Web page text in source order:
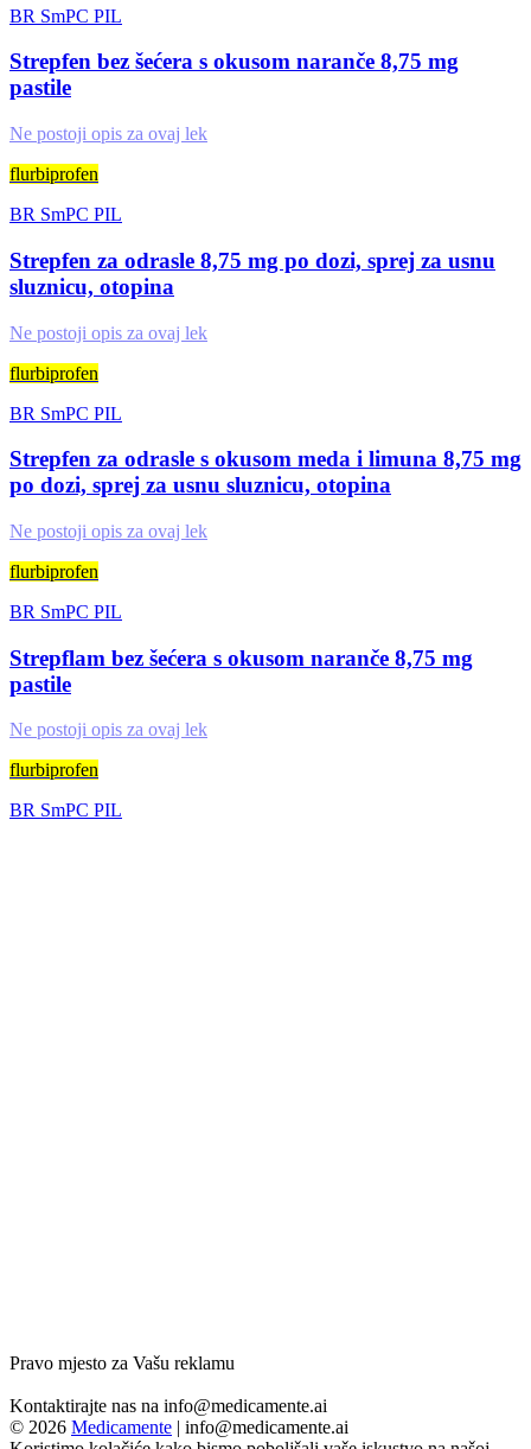
BR SmPC PIL
Strepfen bez šećera s okusom naranče 8,75 mg
pastile
Ne postoji opis za ovaj lek
flurbiprofen
BR SmPC PIL
Strepfen za odrasle 8,75 mg po dozi, sprej za usnu
sluznicu, otopina
Ne postoji opis za ovaj lek
flurbiprofen
BR SmPC PIL
Strepfen za odrasle s okusom meda i limuna 8,75 mg
po dozi, sprej za usnu sluznicu, otopina
Ne postoji opis za ovaj lek
flurbiprofen
BR SmPC PIL
Strepflam bez šećera s okusom naranče 8,75 mg
pastile
Ne postoji opis za ovaj lek
flurbiprofen
BR SmPC PIL
Pravo mjesto za Vašu reklamu
Kontaktirajte nas na info@medicamente.ai
© 2026 Medicamente | info@medicamente.ai